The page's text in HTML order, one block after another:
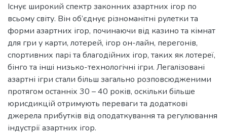
Існує широкий спектр законних азартних ігор по
всьому світу. Він об’єднує різноманітні рулетки та
форми азартних ігор, починаючи від казино та кімнат
для гри у карти, лотерей, ігор он-лайн, перегонів,
спортивних парі та благодійних ігор, таких як лотереї,
бінго та інші низько-технологічні ігри. Легалізовані
азартні ігри стали більш загально розповсюдженими
протягом останніх 30 – 40 років, оскільки більше
юрисдикцій отримують переваги та додаткові
джерела прибутків від оподаткування та регулювання
індустрії азартних ігор.